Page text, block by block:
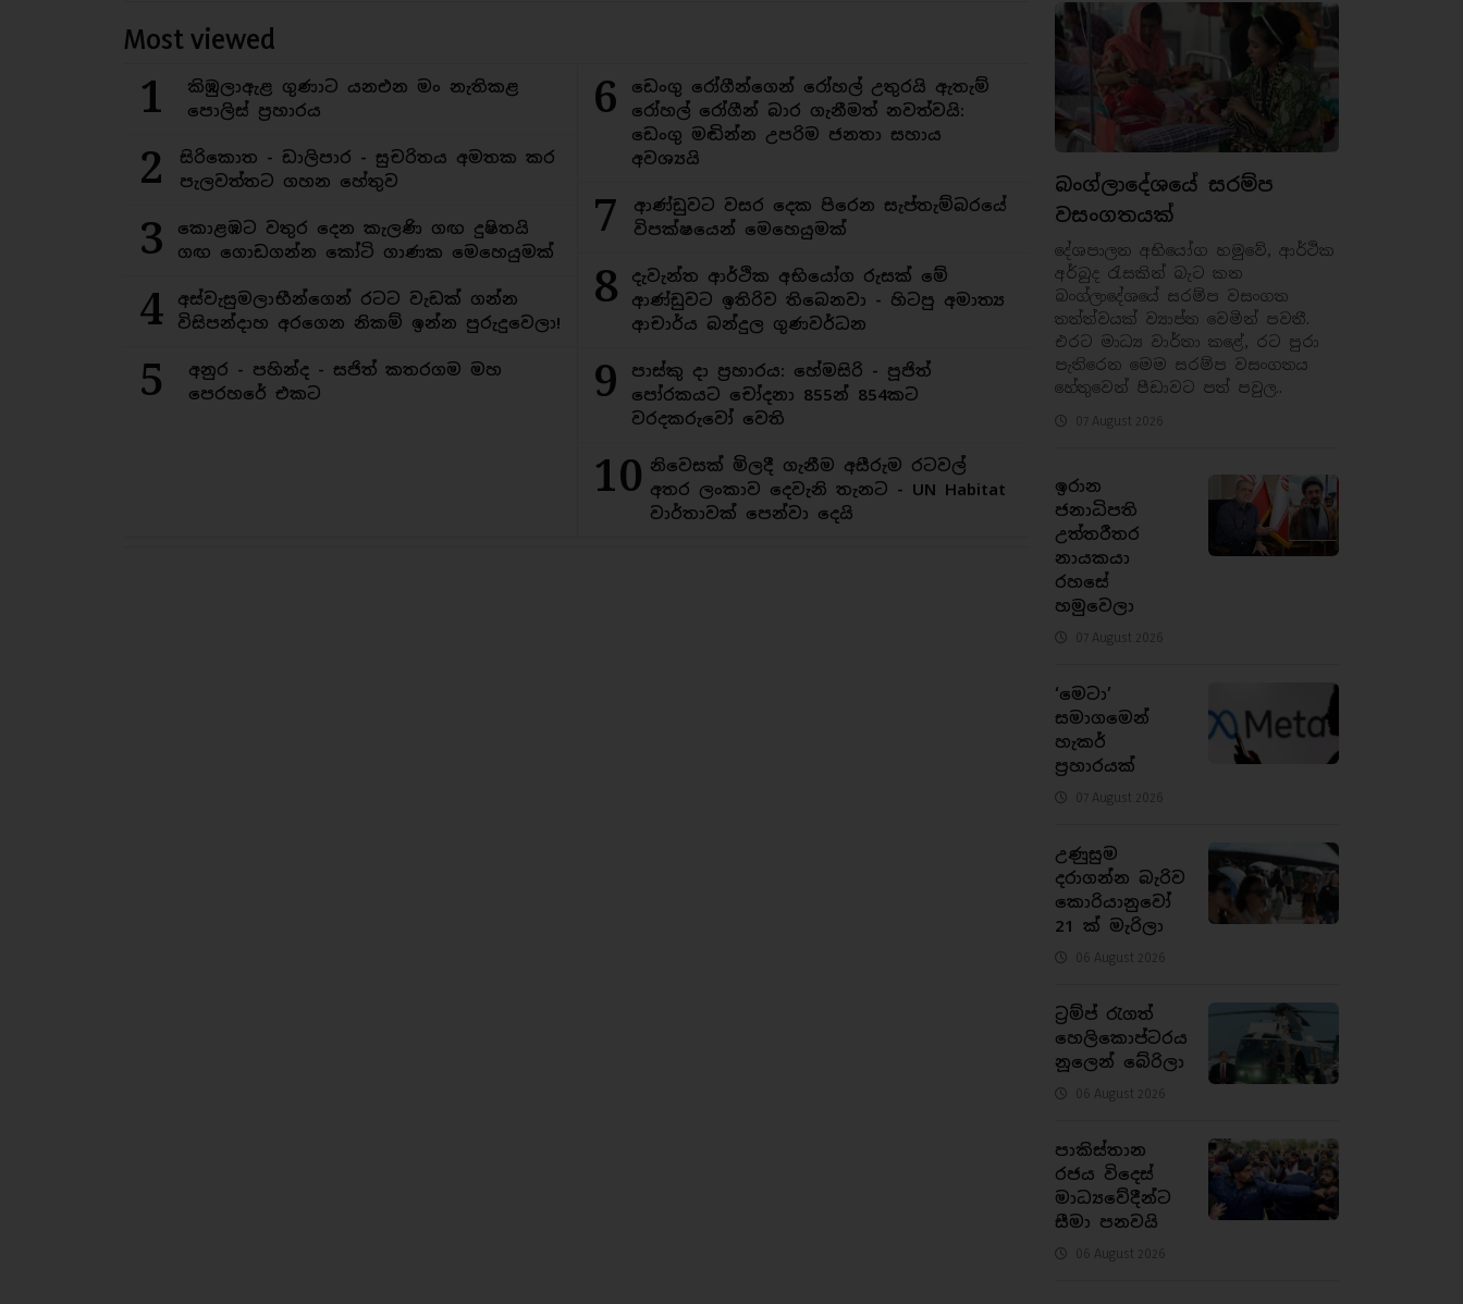
Most viewed
1
කිඹුලාඇළ ගුණාට යනඑන මං නැතිකළ
පොලිස් ප්‍රහාරය
2
සිරිකොත - ඩාලිපාර - සුචරිතය අමතක කර
පැලවත්තට ගහන හේතුව
3
කොළඹට වතුර දෙන කැලණි ගඟ දුෂිතයි
ගඟ ගොඩගන්න කෝටි ගාණක මෙහෙයුමක්
4
අස්වැසුමලාභීන්ගෙන් රටට වැඩක් ගන්න
විසිපන්දාහ අරගෙන නිකම් ඉන්න පුරුදුවෙලා!
5
අනුර - පහින්ද - සජිත් කතරගම මහ
පෙරහරේ එකට
6
ඩෙංගු රෝගීන්ගෙන් රෝහල් උතුරයි ඇතැම්
රෝහල් රෝගීන් බාර ගැනීමත් නවත්වයි:
ඩෙංගු මඬින්න උපරිම ජනතා සහාය
අවශ්‍යයි
7
ආණ්ඩුවට වසර දෙක පිරෙන සැප්තැම්බරයේ
විපක්ෂයෙන් මෙහෙයුමක්
8
දැවැන්ත ආර්ථික අභියෝග රුසක් මේ
ආණ්ඩුවට ඉතිරිව තිබෙනවා - හිටපු අමාත්‍ය
ආචාර්ය බන්දුල ගුණවර්ධන
9
පාස්කු දා ප්‍රහාරය: හේමසිරි - පූජිත්
පෝරකයට චෝදනා 855න් 854කට
වරදකරුවෝ වෙති
10 නිවෙසක් මිලදී ගැනීම අසීරුම රටවල්
අතර ලංකාව දෙවැනි තැනට - UN Habitat
වාර්තාවක් පෙන්වා දෙයි
බංග්ලාදේශයේ සරම්ප
වසංගතයක්
දේශපාලන අභියෝග හමුවේ, ආර්ථික
අර්බුද රැසකින් බැට කන
බංග්ලාදේශයේ සරම්ප වසංගත
තත්ත්වයක් ව්‍යාප්ත වෙමින් පවතී.
එරට මාධ්‍ය වාර්තා කළේ, රට පුරා
පැතිරෙන මෙම සරම්ප වසංගතය
හේතුවෙන් පීඩාවට පත් පවුල..
07 August 2026
ඉරාන
ජනාධිපති
උත්තරීතර
නායකයා
රහසේ
හමුවෙලා
07 August 2026
‘මෙටා’
සමාගමෙන්
හැකර්
ප්‍රහාරයක්
07 August 2026
උණුසුම
දරාගන්න බැරිව
කොරියානුවෝ
21 ක් මැරිලා
06 August 2026
ට්‍රම්ප් රැගත්
හෙලිකොප්ටරය
නූලෙන් බේරිලා
06 August 2026
පාකිස්තාන
රජය විදෙස්
මාධ්‍යවේදීන්ට
සීමා පනවයි
06 August 2026